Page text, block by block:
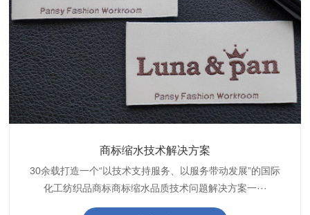
商标抗染技术解决方案
博准30余载是中国守家纺织商标印染织唛化工商标抗染品质
技术问题解决方案定制专家,提供前处理,染色,印···
织带商标缩水技术解决方案
博准是一家专注30余载设计研发织唛印唛商标、织带织带商
标缩水品质技术问题解决方案一站式服务提供商,匠···
服装色差技术解决方案
博准30余载专注提供纺织品印唛、织唛织造服装色差品质问
题技术解决方案一站式服务商,以其精湛的技术,科···
纺织品商标固色剂
博准经营多年是行业专业纺织品商标固色助剂,TJ-A622,TJ-
A622,FSD,FSE商标固色剂加···
皮革湿摩擦增进剂
博准长期致力于皮革商标湿摩擦增进助剂TJ-A6588,湿摩擦
增进剂加工定制服务技术研究与应用,凭借丰···